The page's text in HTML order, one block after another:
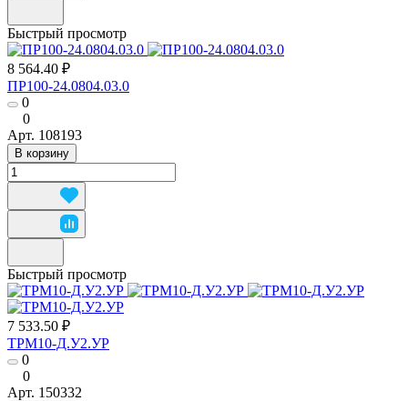
Быстрый просмотр
8 564.40 ₽
ПР100-24.0804.03.0
0
0
Арт. 108193
В корзину
Быстрый просмотр
7 533.50 ₽
ТРМ10-Д.У2.УР
0
0
Арт. 150332